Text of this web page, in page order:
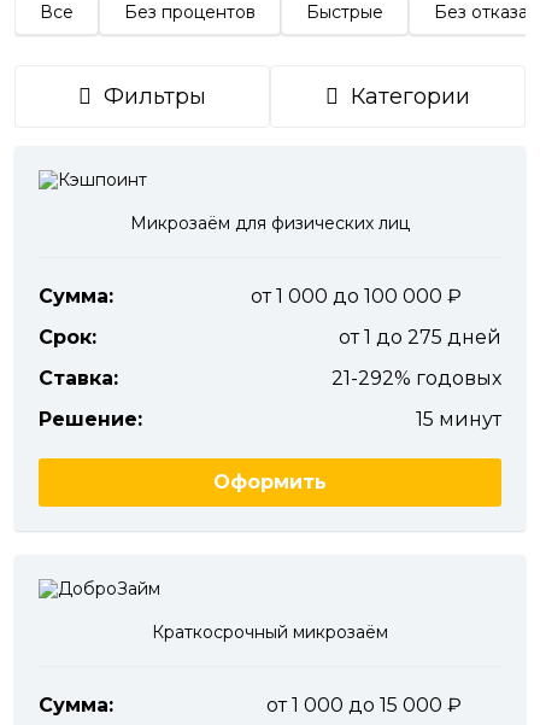
Все Без процентов Быстрые Без отказа
Фильтры Категории
Микрозаём для физических лиц
Сумма:
от 1 000 до 100 000
Срок:
от 1 до 275 дней
Ставка:
21-292% годовых
Решение:
15 минут
Оформить
Краткосрочный микрозаём
Сумма:
от 1 000 до 15 000